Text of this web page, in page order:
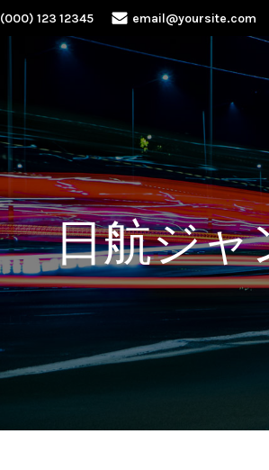
(000) 123 12345 email@yoursite.com
日航ジャ